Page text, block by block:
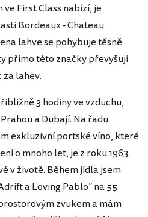
First Class nabízí, je
Bordeaux - Chateau
lahve se pohybuje těsně
přímo této značky převyšují
lahev.
3 hodiny ve vzduchu,
a Dubají. Na řadu
exkluzivní portské víno, které
o mnoho let, je z roku 1963.
v životě. Během jídla jsem
a Loving Pablo“ na 55
zvukem a mám